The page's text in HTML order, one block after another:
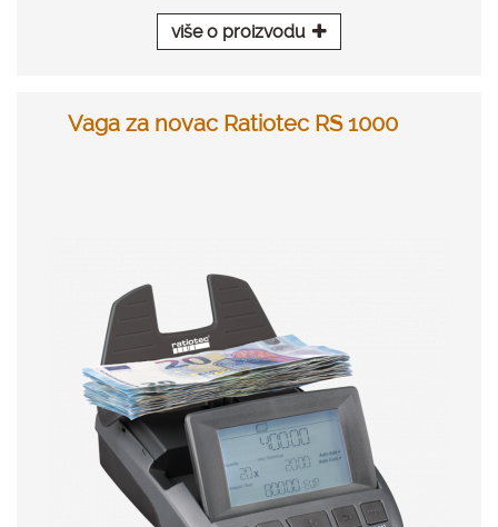
više o proizvodu
Vaga za novac Ratiotec RS 1000